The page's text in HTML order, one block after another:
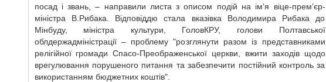
посад і звань, – направили листа з описом подій на ім’я віце-прем’єр-
міністра В.Рибака. Відповіддю стала вказівка Володимира Рибака до
Мінбуду, міністра культури, ГоловКРУ, голови Полтавської
облдержадміністрації – проблему "розглянути разом із представниками
релігійної громади Спасо-Преображенської церкви, вжити заходів щодо
врегулювання порушеного питання та забезпечити постійний контроль за
використанням бюджетних коштів".